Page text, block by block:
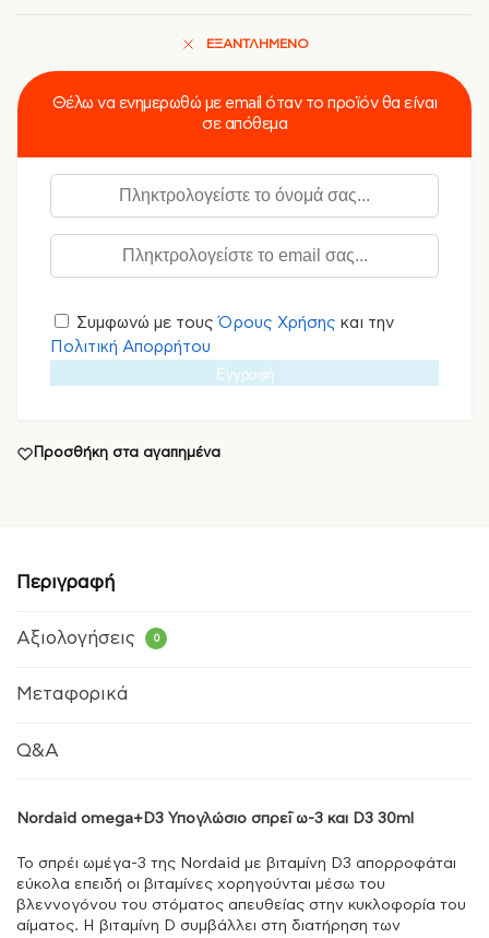
ΕΞΑΝΤΛΗΜΈΝΟ
Θέλω να ενημερωθώ με email όταν το προϊόν θα είναι
σε απόθεμα
Συμφωνώ με τουςΌρους Χρήσης και την
Πολιτική Απορρήτου
Εγγραφή
Προσθήκη στα αγαπημένα
Περιγραφή
Αξιολογήσεις 0
Μεταφορικά
Q&A
Nordaid omega+D3 Υπογλώσιο σπρεΐ ω-3 και D3 30ml
Το σπρέι ωμέγα-3 της Nordaid με βιταμίνη D3 απορροφάται
εύκολα επειδή οι βιταμίνες χορηγούνται μέσω του
βλεννογόνου του στόματος απευθείας στην κυκλοφορία του
αίματος. Η βιταμίνη D συμβάλλει στη διατήρηση των